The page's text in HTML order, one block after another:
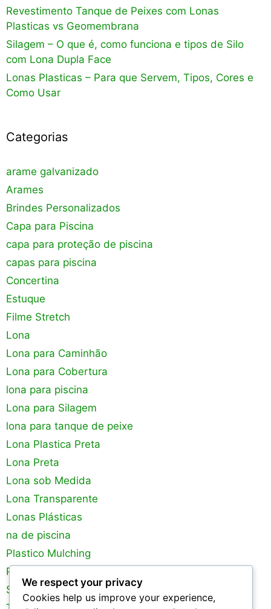
Revestimento Tanque de Peixes com Lonas
Plasticas vs Geomembrana
Silagem – O que é, como funciona e tipos de Silo
com Lona Dupla Face
Lonas Plasticas – Para que Servem, Tipos, Cores e
Como Usar
Categorias
arame galvanizado
Arames
Brindes Personalizados
Capa para Piscina
capa para proteção de piscina
capas para piscina
Concertina
Estuque
Filme Stretch
Lona
Lona para Caminhão
Lona para Cobertura
lona para piscina
Lona para Silagem
lona para tanque de peixe
Lona Plastica Preta
Lona Preta
Lona sob Medida
Lona Transparente
Lonas Plásticas
na de piscina
Plastico Mulching
Plastico para Estufa
Silagem
We respect your privacy
Cookies help us improve your experience,